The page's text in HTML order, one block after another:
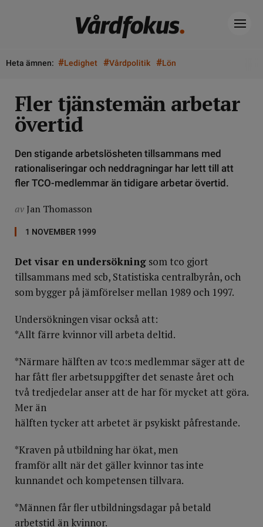
Heta ämnen: #Ledighet #Vårdpolitik #Lön
Fler tjänstemän arbetar
övertid
Den stigande arbetslösheten tillsammans med
rationaliseringar och neddragningar har lett till att
fler TCO-medlemmar än tidigare arbetar övertid.
av Jan Thomasson
1 NOVEMBER 1999
Det visar en undersökning som tco gjort
tillsammans med scb, Statistiska centralbyrån, och
som bygger på jämförelser mellan 1989 och 1997.
Undersökningen visar också att:
*Allt färre kvinnor vill arbeta deltid.
*Närmare hälften av tco:s medlemmar säger att de
har fått fler arbetsuppgifter det senaste året och
två tredjedelar anser att de har för mycket att göra.
Mer än
hälften tycker att arbetet är psykiskt påfrestande.
*Kraven på utbildning har ökat, men
framför allt när det gäller kvinnor tas inte
kunnandet och kompetensen tillvara.
*Männen får fler utbildningsdagar på betald
arbetstid än kvinnor.